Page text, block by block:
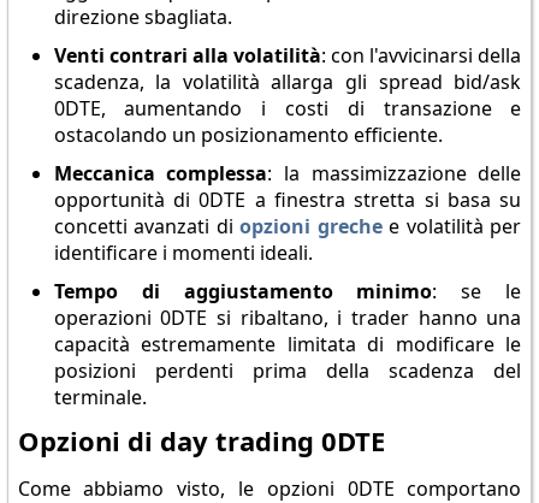
direzione sbagliata.
Venti contrari alla volatilità: con l'avvicinarsi della
scadenza, la volatilità allarga gli spread bid/ask
0DTE, aumentando i costi di transazione e
ostacolando un posizionamento efficiente.
Meccanica complessa: la massimizzazione delle
opportunità di 0DTE a finestra stretta si basa su
concetti avanzati diopzioni grechee volatilità per
identificare i momenti ideali.
Tempo di aggiustamento minimo: se le
operazioni 0DTE si ribaltano, i trader hanno una
capacità estremamente limitata di modificare le
posizioni perdenti prima della scadenza del
terminale.
Opzioni di day trading 0DTE
Come abbiamo visto, le opzioni 0DTE comportano